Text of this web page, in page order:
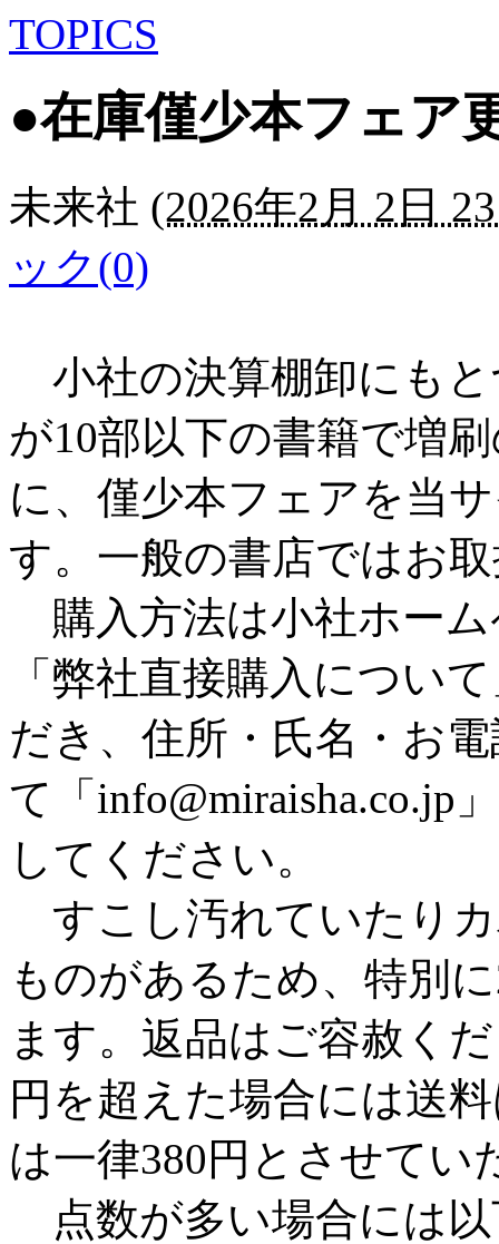
TOPICS
●在庫僅少本フェア
未来社 (2026年2月 2日
ック(0)
小社の決算棚卸にも
が10部以下の書籍で増
に、僅少本フェアを当
す。一般の書店ではお
購入方法は小社ホー
「弊社直接購入につい
だき、住所・氏名・お
て「info@miraisha.co.jp
してください。
すこし汚れていたり
ものがあるため、特別
ます。返品はご容赦く
円を超えた場合には送
は一律380円とさせてい
点数が多い場合には